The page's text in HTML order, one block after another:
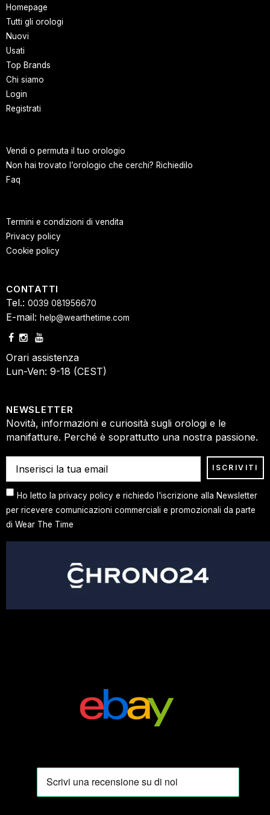
Homepage
Tutti gli orologi
Nuovi
Usati
Top Brands
Chi siamo
Login
Registrati
Vendi o permuta il tuo orologio
Non hai trovato l’orologio che cerchi? Richiedilo
Faq
Termini e condizioni di vendita
Privacy policy
Cookie policy
CONTATTI
Tel.: 0039 081956670
E-mail: help@wearthetime.com
Orari assistenza
Lun-Ven: 9-18 (CEST)
NEWSLETTER
Novità, informazioni e curiosità sugli orologi e le
manifatture. Perché è soprattutto una nostra passione.
Ho letto la privacy policy e richiedo l'iscrizione alla Newsletter
per ricevere comunicazioni commerciali e promozionali da parte
di Wear The Time